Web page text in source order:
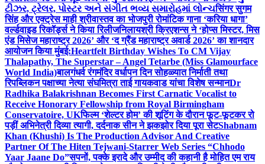
ટીઝર, ટ્રેલર, પોસ્ટર અને સંગીત ભવ્ય સમારોહમાં લોન્ચसिंगर सुगम
सिंह और एक्ट्रेस माही श्रीवास्तव का भोजपुरी रोमांटिक गाना ‘करिया धागा’
वर्ल्डवाइड रिकॉर्ड्स ने किया रिलीजनिलायश्री क्रिएशन्स ने ‘होप्स मिस्टर, मिस
एंड मिसेज महाराष्ट्र 2026’ और ‘द ग्रैंड महाराष्ट्र अवार्ड 2026’ का शानदार
आयोजन किया मुंबई:Heartfelt Birthday Wishes To CM Vijay
Thalapathy, The Superstar – Angel Tetarbe (Miss Glamourface
World India)बालगंधर्व रंगमंदिर वर्धापन दिन सोहळ्यात निर्माती तथा
रिपब्लिकन पक्षाच्या नेत्या संघमित्रा ताई गायकवाड यांचा विशेष सन्मानDr
Radhika Balakrishnan Becomes First Carnatic Vocalist to
Receive Honorary Fellowship from Royal Birmingham
Conservatoire, UKफिल्म ‘शेल्टर होम’ की शूटिंग के दौरान फूट-फूटकर रो
पड़ीं अभिनेत्री दिव्या त्यागी, दर्दनाक सीन ने झकझोर दिया पूरा सेटShabnam
Khan (Khushi) Is The Production Advisor And Creative
Partner Of The Hiten Tejwani-Starrer Web Series “Chhodo
Yaar Jaane Do”सपनों, पक्के इरादे और उम्मीद की कहानी है मोहित एम राय